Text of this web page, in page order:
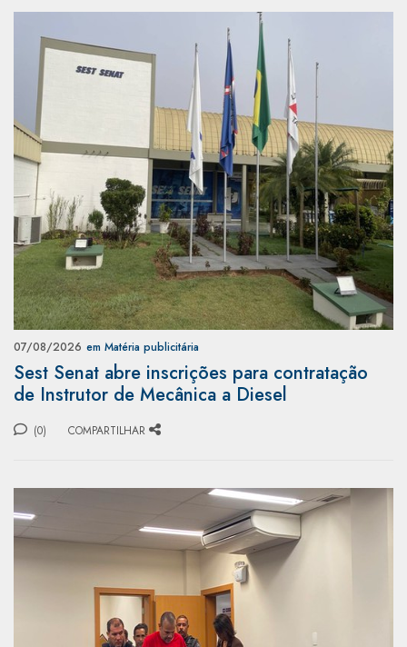
07/08/2026 em Matéria publicitária
Sest Senat abre inscrições para contratação
de Instrutor de Mecânica a Diesel
(0) COMPARTILHAR